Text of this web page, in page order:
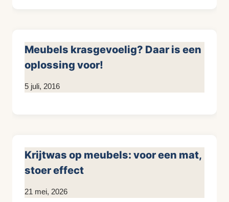
Meubels krasgevoelig? Daar is een
oplossing voor!
Door
5 juli, 2016
Krijtwas op meubels: voor een mat,
stoer effect
Door
21 mei, 2026